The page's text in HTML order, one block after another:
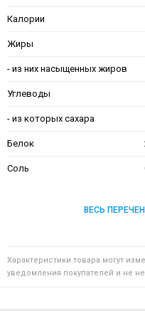
Калории
Жиры
- из них насыщенных жиров
Углеводы
- из которых сахара
Белок
Соль
ВЕСЬ
Характеристики товара могут
уведомления покупателей и не